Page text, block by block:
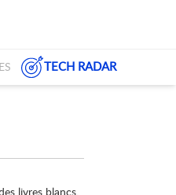
TECH RADAR
livres blancs,